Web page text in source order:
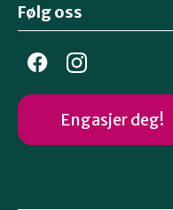
Følg oss
Engasjer deg!